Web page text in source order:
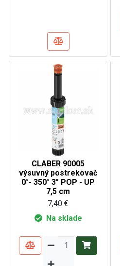
CLABER 90005
výsuvný postrekovač
0°- 350° 3" POP - UP
7,5 cm
7,40 €
Na sklade